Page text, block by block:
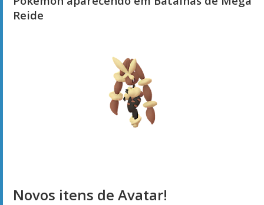
Reide
Novos itens de Avatar!